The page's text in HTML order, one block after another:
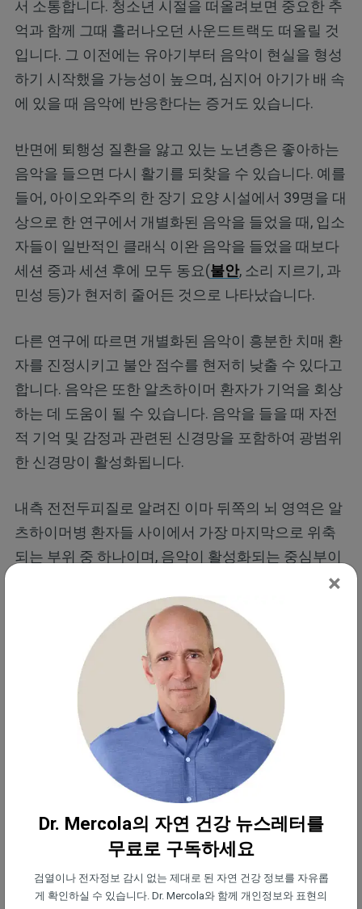
서 소통합니다. 청소년 시절을 떠올려보면 중요한 추
억과 함께 그때 흘러나오던 사운드트랙도 떠올릴 것
입니다. 그 이전에는 유아기부터 음악이 현실을 형성
하기 시작했을 가능성이 높으며, 심지어 아기가 배 속
에 있을 때 음악에 반응한다는 증거도 있습니다.
반면에 퇴행성 질환을 앓고 있는 노년층은 좋아하는
음악을 들으면 다시 활기를 되찾을 수 있습니다. 예를
들어, 아이오와주의 한 장기 요양 시설에서 39명을 대
상으로 한 연구에서 개별화된 음악을 들었을 때, 입소
자들이 일반적인 클래식 이완 음악을 들었을 때보다
세션 중과 세션 후에 모두 동요(불안, 소리 지르기, 과
민성 등)가 현저히 줄어든 것으로 나타났습니다.
다른 연구에 따르면 개별화된 음악이 흥분한 치매 환
자를 진정시키고 불안 점수를 현저히 낮출 수 있다고
합니다. 음악은 또한 알츠하이머 환자가 기억을 회상
하는 데 도움이 될 수 있습니다. 음악을 들을 때 자전
적 기억 및 감정과 관련된 신경망을 포함하여 광범위
한 신경망이 활성화됩니다.
내측 전전두피질로 알려진 이마 뒤쪽의 뇌 영역은 알
츠하이머병 환자들 사이에서 가장 마지막으로 위축
되는 부위 중 하나이며, 음악이 활성화되는 중심부이
기도 합니다. UC 데이비스 센터의 마음과 뇌 센터(UC
Davis’ Center for Mind and Brain)의 페트르 자나타
(Petr Janata)는 음악을 듣는 동안 피험자의 뇌 활동
을 매핑하는 연구를 수행했습니다. 그는 보도 자료에
서 다음과 같이 말했습니다.
"익숙한 음악 한 곡이 머릿속에서 재생되
기 시작하는 정신 영화의 사운드트랙 역할
을 하는 것 같습니다. 특정 사람이나 장소
에 대한 기억이 떠오르고, 갑자기 그 사람
의 얼굴이 머릿속에 떠오를 수도 있습니다
... 이제 우리는 음악과 기억이라는 두 가지
사이의 연관성을 볼 수 있습니다."
×
Dr. Mercola의 자연 건강 뉴스레터를
무료로 구독하세요
검열이나 전자정보 감시 없는 제대로 된 자연 건강 정보를 자유롭
게 확인하실 수 있습니다. Dr. Mercola와 함께 개인정보와 표현의